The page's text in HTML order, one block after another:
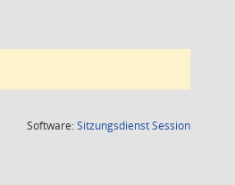
Software:SitzungsdienstSession(Wird in